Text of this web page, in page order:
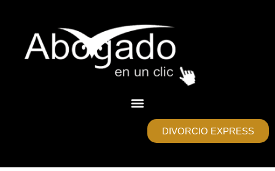
DIVORCIO EXPRESS